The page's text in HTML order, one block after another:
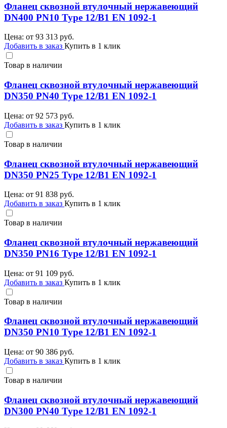
Фланец сквозной втулочный нержавеющий
DN400 PN10 Type 12/B1 EN 1092-1
Цена: от 93 313 руб.
Добавить в заказ Купить в 1 клик
Товар в наличии
Фланец сквозной втулочный нержавеющий
DN350 PN40 Type 12/B1 EN 1092-1
Цена: от 92 573 руб.
Добавить в заказ Купить в 1 клик
Товар в наличии
Фланец сквозной втулочный нержавеющий
DN350 PN25 Type 12/B1 EN 1092-1
Цена: от 91 838 руб.
Добавить в заказ Купить в 1 клик
Товар в наличии
Фланец сквозной втулочный нержавеющий
DN350 PN16 Type 12/B1 EN 1092-1
Цена: от 91 109 руб.
Добавить в заказ Купить в 1 клик
Товар в наличии
Фланец сквозной втулочный нержавеющий
DN350 PN10 Type 12/B1 EN 1092-1
Цена: от 90 386 руб.
Добавить в заказ Купить в 1 клик
Товар в наличии
Фланец сквозной втулочный нержавеющий
DN300 PN40 Type 12/B1 EN 1092-1